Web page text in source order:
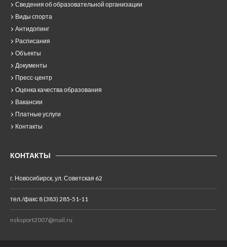
Сведения об образовательной организации
Виды спорта
Антидопинг
Расписания
Объекты
Документы
Пресс-центр
Оценка качества образования
Вакансии
Платные услуги
Контакты
КОНТАКТЫ
г. Новосибирск, ул. Советская 62
тел./факс 8 (383) 285-51-11
nsksport2007@mail.ru